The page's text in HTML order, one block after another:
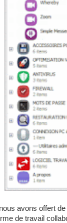
avons offert
de travail